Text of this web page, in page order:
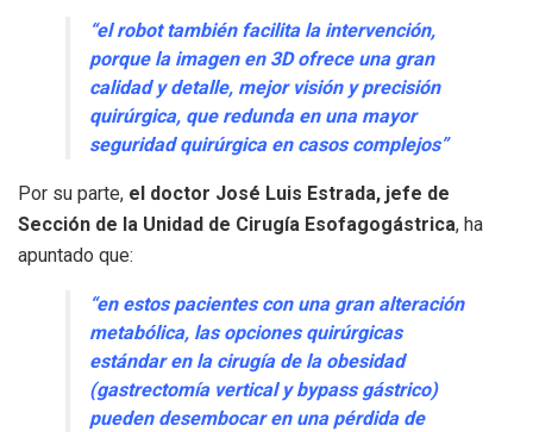
“el robot también facilita la intervención,
porque la imagen en 3D ofrece una gran
calidad y detalle, mejor visión y precisión
quirúrgica, que redunda en una mayor
seguridad quirúrgica en casos complejos”
Por su parte, el doctor José Luis Estrada, jefe de
Sección de la Unidad de Cirugía Esofagogástrica, ha
apuntado que:
“en estos pacientes con una gran alteración
metabólica, las opciones quirúrgicas
estándar en la cirugía de la obesidad
(gastrectomía vertical y bypass gástrico)
pueden desembocar en una pérdida de